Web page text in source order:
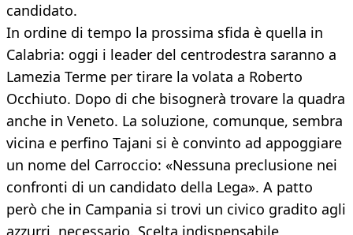
candidato.
In ordine di tempo la prossima sfida è quella in
Calabria: oggi i leader del centrodestra saranno a
Lamezia Terme per tirare la volata a Roberto
Occhiuto. Dopo di che bisognerà trovare la quadra
anche in Veneto. La soluzione, comunque, sembra
vicina e perfino Tajani si è convinto ad appoggiare
un nome del Carroccio: «Nessuna preclusione nei
confronti di un candidato della Lega». A patto
però che in Campania si trovi un civico gradito agli
azzurri, necessario. Scelta indispensabile,